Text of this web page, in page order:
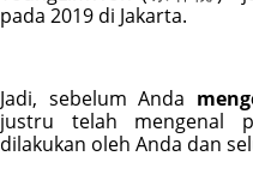
pada 2019 di Jakarta.
Jadi, sebelum Anda
justru telah mengenal
dilakukan oleh Anda dan